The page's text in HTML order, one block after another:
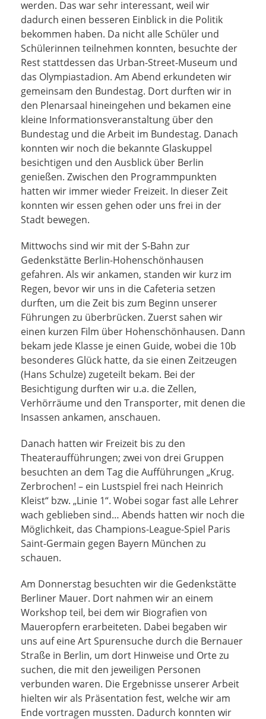
werden. Das war sehr interessant, weil wir
dadurch einen besseren Einblick in die Politik
bekommen haben. Da nicht alle Schüler und
Schülerinnen teilnehmen konnten, besuchte der
Rest stattdessen das Urban-Street-Museum und
das Olympiastadion. Am Abend erkundeten wir
gemeinsam den Bundestag. Dort durften wir in
den Plenarsaal hineingehen und bekamen eine
kleine Informationsveranstaltung über den
Bundestag und die Arbeit im Bundestag. Danach
konnten wir noch die bekannte Glaskuppel
besichtigen und den Ausblick über Berlin
genießen. Zwischen den Programmpunkten
hatten wir immer wieder Freizeit. In dieser Zeit
konnten wir essen gehen oder uns frei in der
Stadt bewegen.
Mittwochs sind wir mit der S-Bahn zur
Gedenkstätte Berlin-Hohenschönhausen
gefahren. Als wir ankamen, standen wir kurz im
Regen, bevor wir uns in die Cafeteria setzen
durften, um die Zeit bis zum Beginn unserer
Führungen zu überbrücken. Zuerst sahen wir
einen kurzen Film über Hohenschönhausen. Dann
bekam jede Klasse je einen Guide, wobei die 10b
besonderes Glück hatte, da sie einen Zeitzeugen
(Hans Schulze) zugeteilt bekam. Bei der
Besichtigung durften wir u.a. die Zellen,
Verhörräume und den Transporter, mit denen die
Insassen ankamen, anschauen.
Danach hatten wir Freizeit bis zu den
Theateraufführungen; zwei von drei Gruppen
besuchten an dem Tag die Aufführungen „Krug.
Zerbrochen! – ein Lustspiel frei nach Heinrich
Kleist“ bzw. „Linie 1“. Wobei sogar fast alle Lehrer
wach geblieben sind… Abends hatten wir noch die
Möglichkeit, das Champions-League-Spiel Paris
Saint-Germain gegen Bayern München zu
schauen.
Am Donnerstag besuchten wir die Gedenkstätte
Berliner Mauer. Dort nahmen wir an einem
Workshop teil, bei dem wir Biografien von
Maueropfern erarbeiteten. Dabei begaben wir
uns auf eine Art Spurensuche durch die Bernauer
Straße in Berlin, um dort Hinweise und Orte zu
suchen, die mit den jeweiligen Personen
verbunden waren. Die Ergebnisse unserer Arbeit
hielten wir als Präsentation fest, welche wir am
Ende vortragen mussten. Dadurch konnten wir